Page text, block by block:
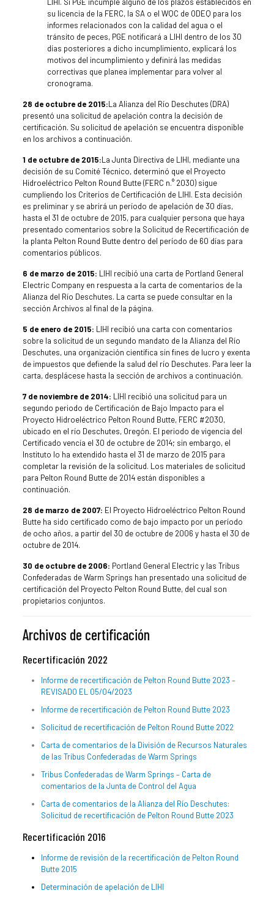
su licencia de la FERC, la SA o el WQC de ODEQ para los
informes relacionados con la calidad del agua o el
tránsito de peces, PGE notificará a LIHI dentro de los 30
días posteriores a dicho incumplimiento, explicará los
motivos del incumplimiento y definirá las medidas
correctivas que planea implementar para volver al
cronograma.
28 de octubre de 2015:La Alianza del Río Deschutes (DRA)
presentó una solicitud de apelación contra la decisión de
certificación. Su solicitud de apelación se encuentra disponible
en los archivos a continuación.
1 de octubre de 2015:La Junta Directiva de LIHI, mediante una
decisión de su Comité Técnico, determinó que el Proyecto
Hidroeléctrico Pelton Round Butte (FERC n.° 2030) sigue
cumpliendo los Criterios de Certificación de LIHI. Esta decisión
es preliminar y se abrirá un período de apelación de 30 días,
hasta el 31 de octubre de 2015, para cualquier persona que haya
presentado comentarios sobre la Solicitud de Recertificación de
la planta Pelton Round Butte dentro del período de 60 días para
comentarios públicos.
6 de marzo de 2015: LIHI recibió una carta de Portland General
Electric Company en respuesta a la carta de comentarios de la
Alianza del Río Deschutes. La carta se puede consultar en la
sección Archivos al final de la página.
5 de enero de 2015: LIHI recibió una carta con comentarios
sobre la solicitud de un segundo mandato de la Alianza del Río
Deschutes, una organización científica sin fines de lucro y exenta
de impuestos que defiende la salud del río Deschutes. Para leer la
carta, desplácese hasta la sección de archivos a continuación.
7 de noviembre de 2014: LIHI recibió una solicitud para un
segundo periodo de Certificación de Bajo Impacto para el
Proyecto Hidroeléctrico Pelton Round Butte, FERC #2030,
ubicado en el río Deschutes, Oregón. El periodo de vigencia del
Certificado vencía el 30 de octubre de 2014; sin embargo, el
Instituto lo ha extendido hasta el 31 de marzo de 2015 para
completar la revisión de la solicitud. Los materiales de solicitud
para Pelton Round Butte de 2014 están disponibles a
continuación.
28 de marzo de 2007: El Proyecto Hidroeléctrico Pelton Round
Butte ha sido certificado como de bajo impacto por un período
de ocho años, a partir del 30 de octubre de 2006 y hasta el 30 de
octubre de 2014.
30 de octubre de 2006: Portland General Electric y las Tribus
Confederadas de Warm Springs han presentado una solicitud de
certificación del Proyecto Pelton Round Butte, del cual son
propietarios conjuntos.
Archivos de certificación
Recertificación 2022
Informe de recertificación de Pelton Round Butte 2023 –
REVISADO EL 05/04/2023
Informe de recertificación de Pelton Round Butte 2023
Solicitud de recertificación de Pelton Round Butte 2022
Carta de comentarios de la División de Recursos Naturales
de las Tribus Confederadas de Warm Springs
Tribus Confederadas de Warm Springs – Carta de
comentarios de la Junta de Control del Agua
Carta de comentarios de la Alianza del Río Deschutes:
Solicitud de recertificación de Pelton Round Butte 2023
Recertificación 2016
Informe de revisión de la recertificación de Pelton Round
Butte 2015
Determinación de apelación de LIHI